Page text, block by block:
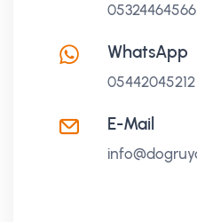
05324464566
WhatsApp
05442045212
E-Mail